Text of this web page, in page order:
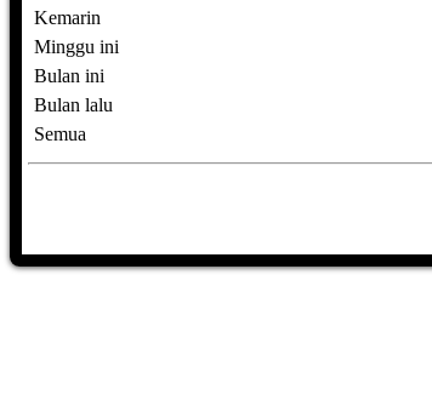
Kemarin
Minggu ini
Bulan ini
Bulan lalu
Semua